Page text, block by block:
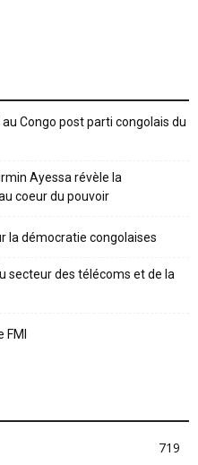
Congo post parti congolais du
Ayessa révèle la
coeur du pouvoir
la démocratie congolaises
secteur des télécoms et de la
719